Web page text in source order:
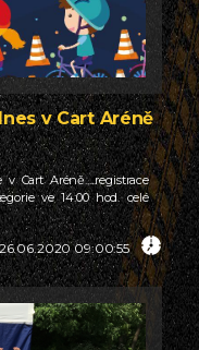
v Cart Aréně
Cart Aréně.....registrace
ve 14:00 hod. celé
09:00:55